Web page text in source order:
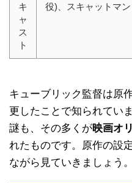
キ
ャ
ス
ト
役)、スキャットマ
キューブリック監督は原
更したことで知られてい
謎も、その多くが映画オ
れたものです。原作の設
ながら見ていきましょう。